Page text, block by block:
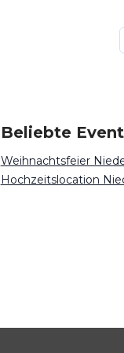
Beliebte
Weihnachtsfeier
Hochzeitslocation